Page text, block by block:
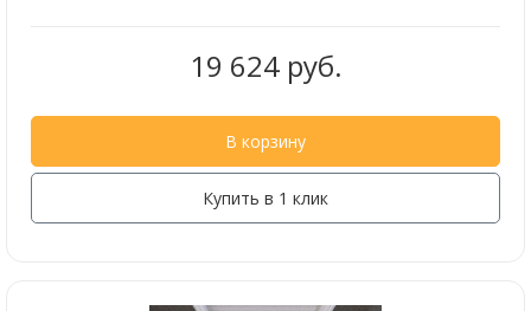
19 624 руб.
В корзину
Купить в 1 клик